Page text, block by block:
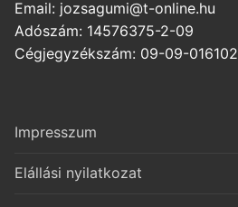
Email: jozsagumi@t-online.hu
Adószám: 14576375-2-09
Cégjegyzékszám: 09-09-016102
Impresszum
Elállási nyilatkozat